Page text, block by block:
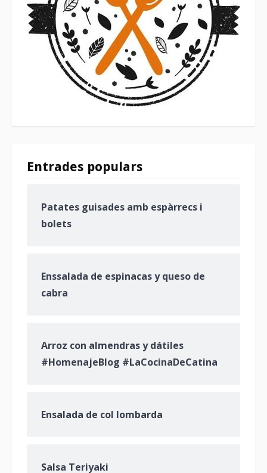
Entrades populars
Patates guisades amb espàrrecs i
bolets
Enssalada de espinacas y queso de
cabra
Arroz con almendras y dátiles
#HomenajeBlog #LaCocinaDeCatina
Ensalada de col lombarda
Salsa Teriyaki